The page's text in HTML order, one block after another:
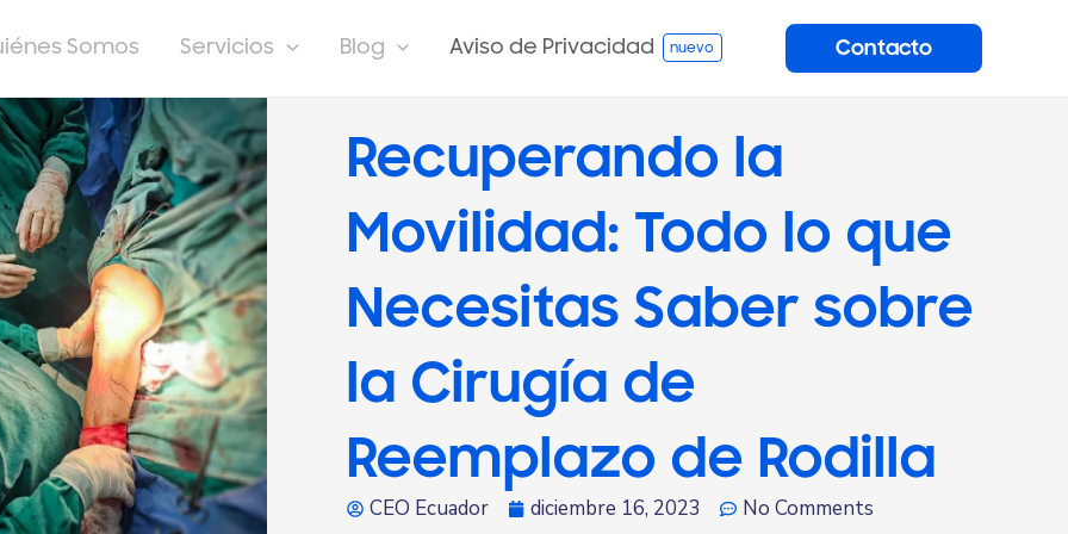
Somos Servicios Blog Aviso de Privacidad Contacto
Recuperando la
Movilidad: Todo lo que
Necesitas Saber sobre
la Cirugía de
Reemplazo de Rodilla
CEO Ecuador diciembre 16, 2023 No Comments